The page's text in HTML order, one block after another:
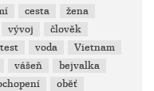
cesta
žena
vývoj
člověk
voda
Vietnam
vášeň
bejvalka
oběť